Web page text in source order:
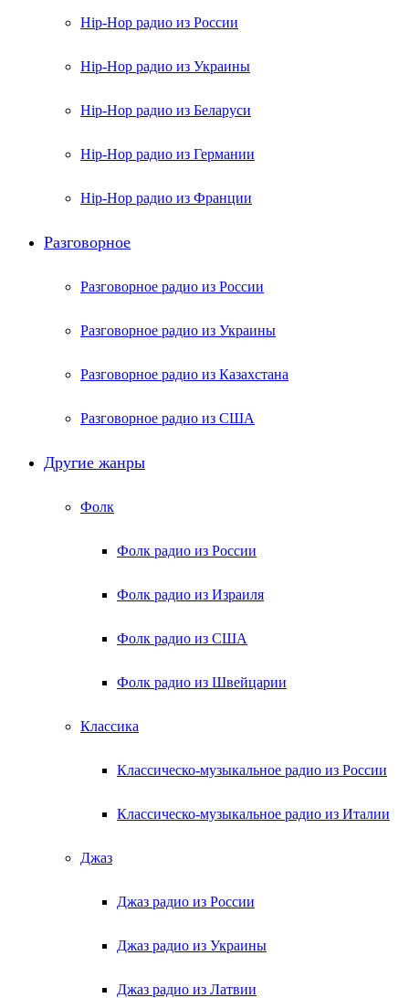
Hip-Hop радио из России
Hip-Hop радио из Украины
Hip-Hop радио из Беларуси
Hip-Hop радио из Германии
Hip-Hop радио из Франции
Разговорное
Разговорное радио из России
Разговорное радио из Украины
Разговорное радио из Казахстана
Разговорное радио из США
Другие жанры
Фолк
Фолк радио из России
Фолк радио из Израиля
Фолк радио из США
Фолк радио из Швейцарии
Классика
Классическо-музыкальное радио из России
Классическо-музыкальное радио из Италии
Джаз
Джаз радио из России
Джаз радио из Украины
Джаз радио из Латвии